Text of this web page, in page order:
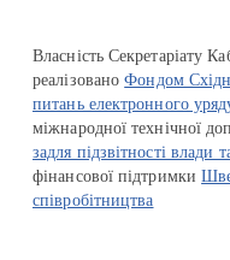
Власність Секретаріату
реалізованоФондом
питань електронного
міжнародної технічної
задля підзвітності влади
фінансової підтримки
співробітництва